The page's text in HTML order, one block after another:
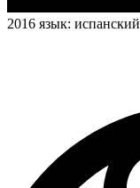
2016 язык: испанский